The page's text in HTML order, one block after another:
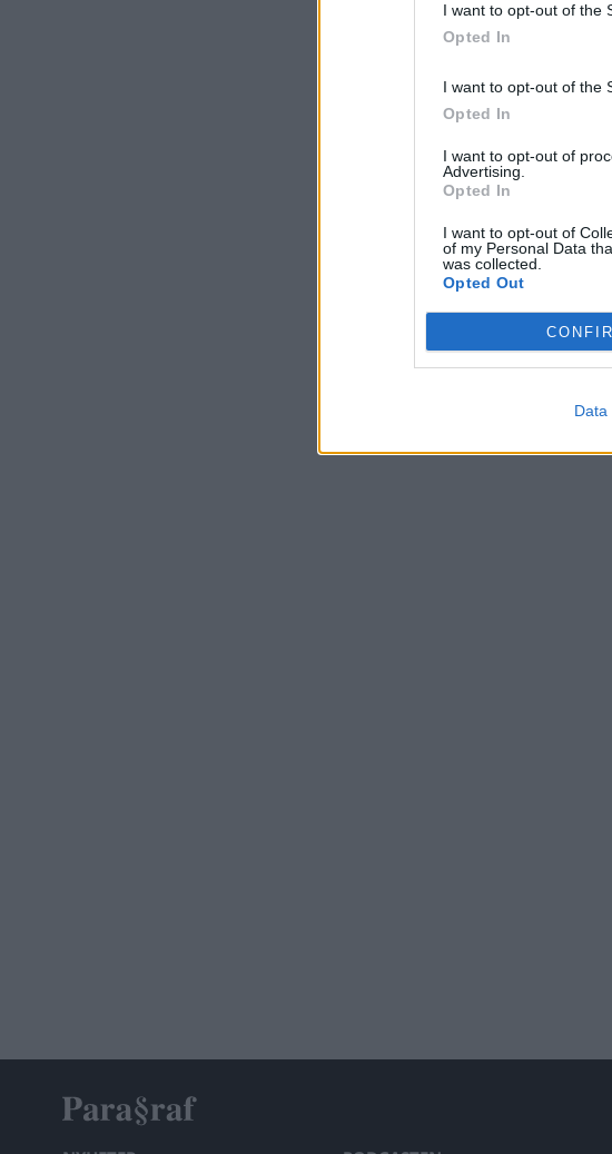
I want to opt-out of the
Opted In
I want to opt-out of the
Opted In
I want to opt-out of
Advertising.
Opted In
I want to opt-out of
of my Personal Data
was collected.
Opted Out
Data